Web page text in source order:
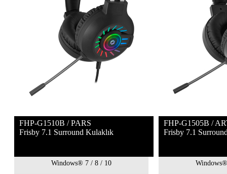
FHP-G1510B / PARS
Frisby 7.1 Surround Kulaklık
Windows® 7 / 8 / 10
FHP-G1505B /
Frisby 7.1